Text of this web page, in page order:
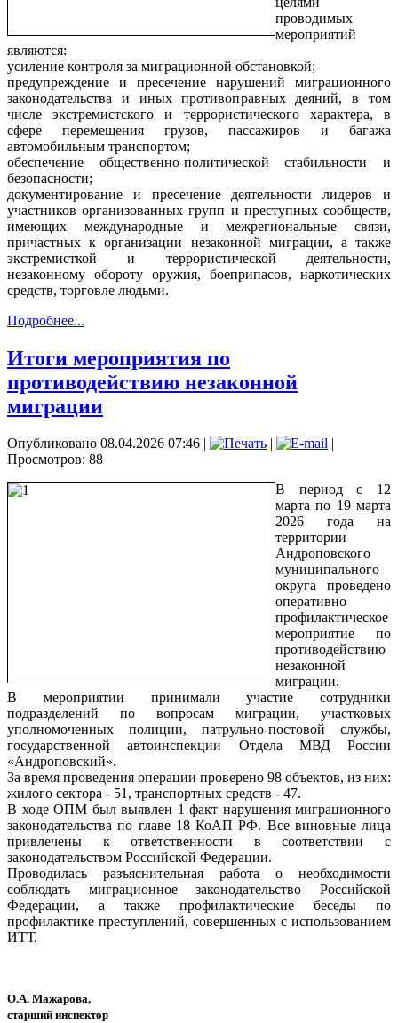
проводимых
мероприятий
являются:
усиление контроля за миграционной обстановкой;
предупреждение и пресечение нарушений миграционного
законодательства и иных противоправных деяний, в том
числе экстремистского и террористического характера, в
сфере перемещения грузов, пассажиров и багажа
автомобильным транспортом;
обеспечение общественно-политической стабильности и
безопасности;
документирование и пресечение деятельности лидеров и
участников организованных групп и преступных сообществ,
имеющих международные и межрегиональные связи,
причастных к организации незаконной миграции, а также
экстремисткой и террористической деятельности,
незаконному обороту оружия, боеприпасов, наркотических
средств, торговле людьми.
Подробнее...
Итоги мероприятия по
противодействию незаконной
миграции
Опубликовано 08.04.2026 07:46 | |
|
Просмотров: 88
В период с 12
марта по 19 марта
2026 года на
территории
Андроповского
муниципального
округа проведено
оперативно –
профилактическое
мероприятие по
противодействию
незаконной
миграции.
В мероприятии принимали участие сотрудники
подразделений по вопросам миграции, участковых
уполномоченных полиции, патрульно-постовой службы,
государственной автоинспекции Отдела МВД России
«Андроповский».
За время проведения операции проверено 98 объектов, из них:
жилого сектора - 51, транспортных средств - 47.
В ходе ОПМ был выявлен 1 факт нарушения миграционного
законодательства по главе 18 КоАП РФ. Все виновные лица
привлечены к ответственности в соответствии с
законодательством Российской Федерации.
Проводилась разъяснительная работа о необходимости
соблюдать миграционное законодательство Российской
Федерации, а также профилактические беседы по
профилактике преступлений, совершенных с использованием
ИТТ.
О.А. Мажарова,
старший инспектор